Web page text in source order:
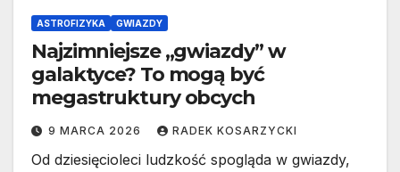
ASTROFIZYKA GWIAZDY
Najzimniejsze „gwiazdy” w
galaktyce? To mogą być
megastruktury obcych
9 MARCA 2026 RADEK KOSARZYCKI
Od dziesięcioleci ludzkość spogląda w gwiazdy,